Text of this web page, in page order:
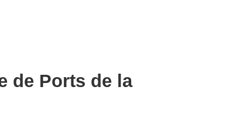
de Ports de la